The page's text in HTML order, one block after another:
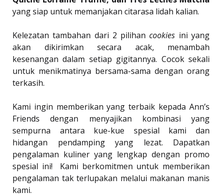
yang siap untuk memanjakan citarasa lidah kalian.
Kelezatan tambahan dari 2 pilihancookies ini yang
akan dikirimkan secara acak, menambah
kesenangan dalam setiap gigitannya. Cocok sekali
untuk menikmatinya bersama-sama dengan orang
terkasih.
Kami ingin memberikan yang terbaik kepada Ann’s
Friends dengan menyajikan kombinasi yang
sempurna antara kue-kue spesial kami dan
hidangan pendamping yang lezat. Dapatkan
pengalaman kuliner yang lengkap dengan promo
spesial ini! Kami berkomitmen untuk memberikan
pengalaman tak terlupakan melalui makanan manis
kami.